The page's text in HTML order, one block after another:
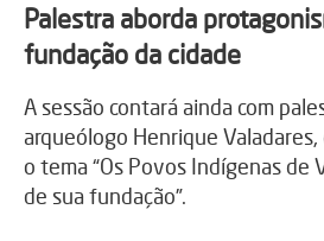
Palestra aborda
fundação da cidade
A sessão contará ainda com
arqueólogo Henrique
o tema “Os Povos Indígenas de
de sua fundação”.